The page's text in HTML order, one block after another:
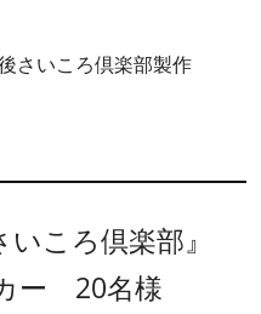
さいころ倶楽部製作
ころ倶楽部』
ー 20名様